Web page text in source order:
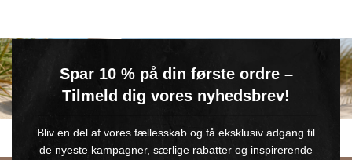
Spar 10 % på din første ordre –
Tilmeld dig vores nyhedsbrev!
Bliv en del af vores fællesskab og få eksklusiv adgang til
de nyeste kampagner, særlige rabatter og inspirerende
Køb for min. 600 kr.
🎁 Gælder til og med d. 9. august